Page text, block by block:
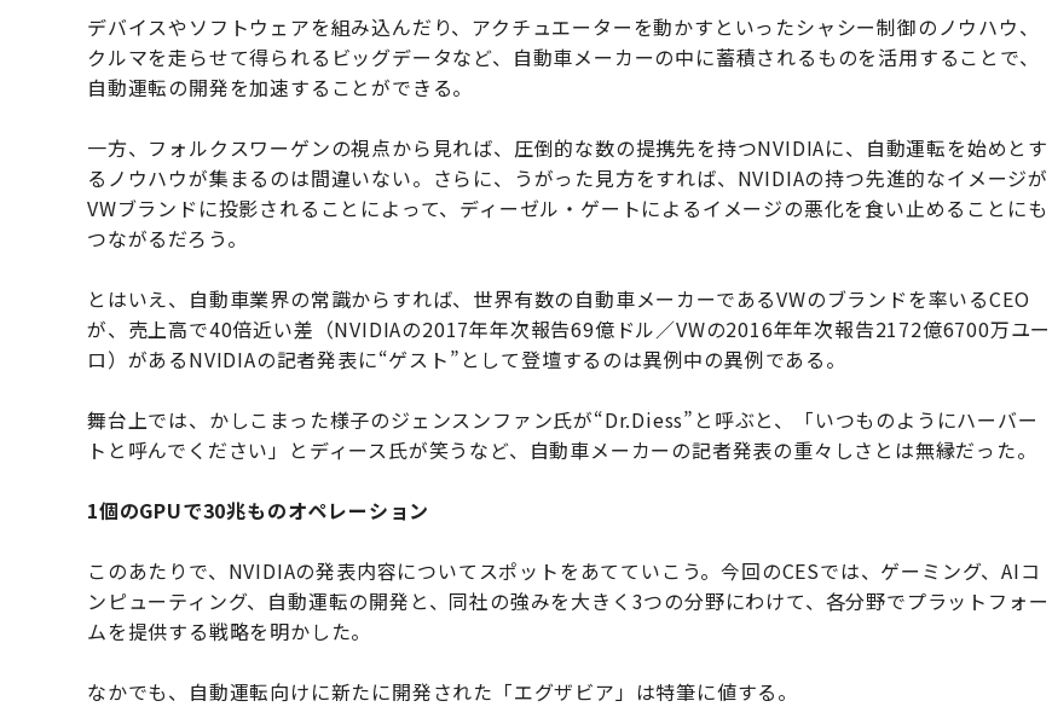
デバイスやソフトウェアを組み込んだり、アクチュエーターを動かすといったシャシー制御のノウハウ、
クルマを走らせて得られるビッグデータなど、自動車メーカーの中に蓄積されるものを活用することで、
自動運転の開発を加速することができる。
一方、フォルクスワーゲンの視点から見れば、圧倒的な数の提携先を持つNVIDIAに、自動運転を始めとす
るノウハウが集まるのは間違いない。さらに、うがった見方をすれば、NVIDIAの持つ先進的なイメージが
VWブランドに投影されることによって、ディーゼル・ゲートによるイメージの悪化を食い止めることにも
つながるだろう。
とはいえ、自動車業界の常識からすれば、世界有数の自動車メーカーであるVWのブランドを率いるCEO
が、売上高で40倍近い差（NVIDIAの2017年年次報告69億ドル／VWの2016年年次報告2172億6700万ユー
ロ）があるNVIDIAの記者発表に“ゲスト”として登壇するのは異例中の異例である。
舞台上では、かしこまった様子のジェンスンファン氏が“Dr.Diess”と呼ぶと、「いつものようにハーバー
トと呼んでください」とディース氏が笑うなど、自動車メーカーの記者発表の重々しさとは無縁だった。
1個のGPUで30兆ものオペレーション
このあたりで、NVIDIAの発表内容についてスポットをあてていこう。今回のCESでは、ゲーミング、AIコ
ンピューティング、自動運転の開発と、同社の強みを大きく3つの分野にわけて、各分野でプラットフォー
ムを提供する戦略を明かした。
なかでも、自動運転向けに新たに開発された「エグザビア」は特筆に値する。